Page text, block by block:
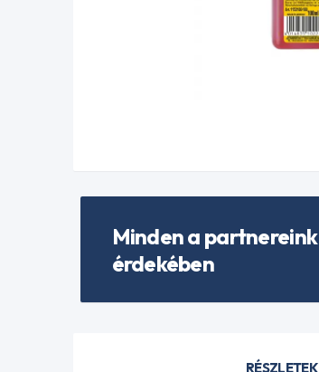
Minden a partnereink
érdekében
RÉSZLETEK